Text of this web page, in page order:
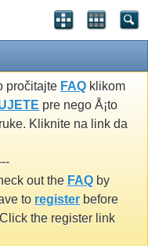
pročitajte FAQ klikom
pre nego Å¡to
Kliknite na link da
out the FAQ by
to register before
the register link